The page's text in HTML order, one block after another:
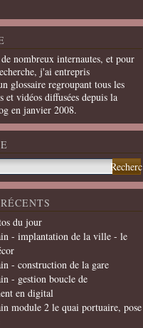
nombreux internautes, et pour
j'ai entrepris
glossaire regroupant tous les
et vidéos diffusées depuis la
en janvier 2008.
du jour
- implantation de la ville - le
- construction de la gare
- gestion boucle de
en digital
module 2 le quai portuaire, pose